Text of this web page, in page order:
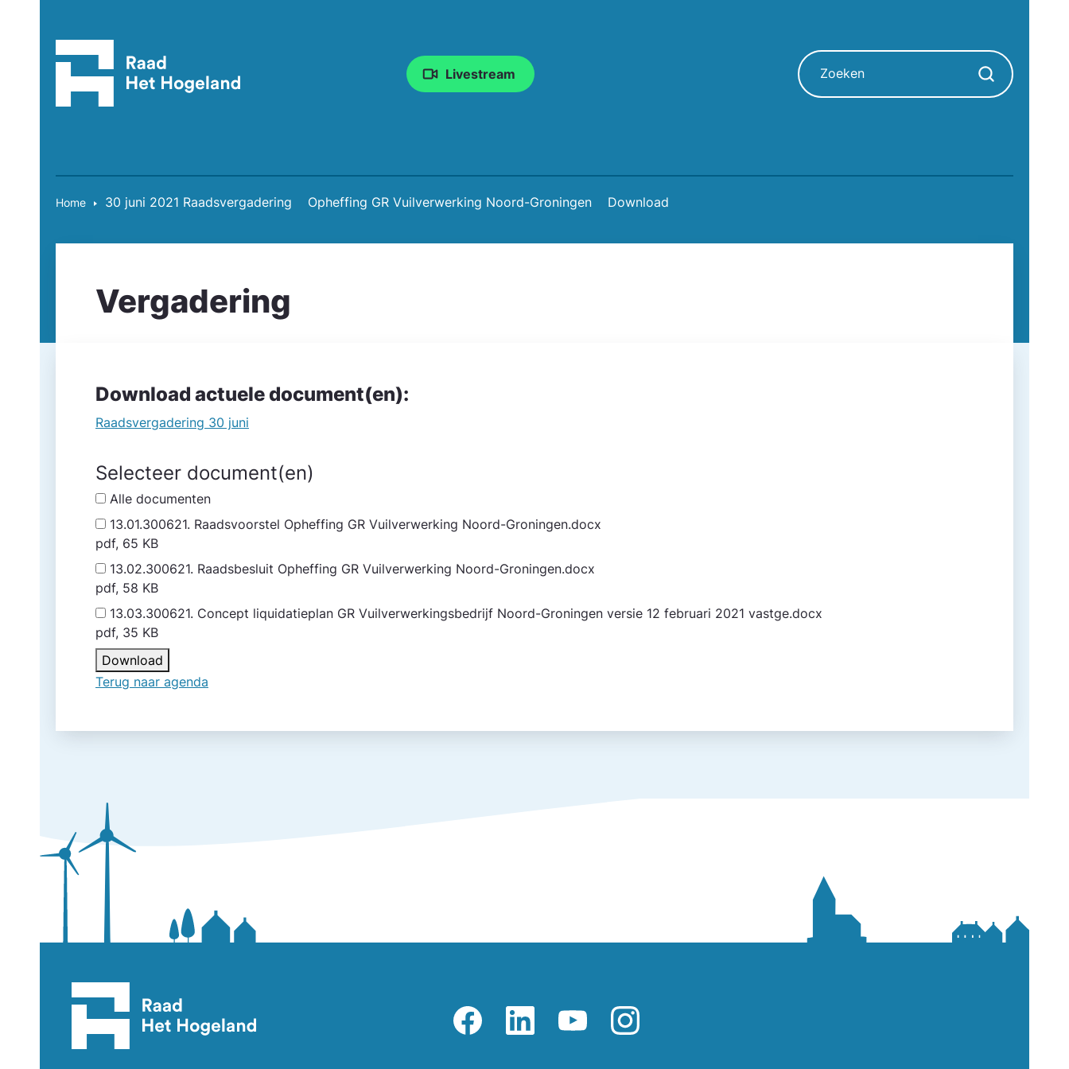
Livestream
Zoeken
Zoekopdracht
Home 30 juni 2021 Raadsvergadering Opheffing GR Vuilverwerking Noord-Groningen Download
Vergadering
Download actuele document(en):
Raadsvergadering 30 juni
Selecteer document(en)
Alle documenten
13.01.300621. Raadsvoorstel Opheffing GR Vuilverwerking Noord-Groningen.docx
pdf, 65 KB
13.02.300621. Raadsbesluit Opheffing GR Vuilverwerking Noord-Groningen.docx
pdf, 58 KB
13.03.300621. Concept liquidatieplan GR Vuilverwerkingsbedrijf Noord-Groningen versie 12 februari 2021 vastge.docx
pdf, 35 KB
Download
Terug naar agenda